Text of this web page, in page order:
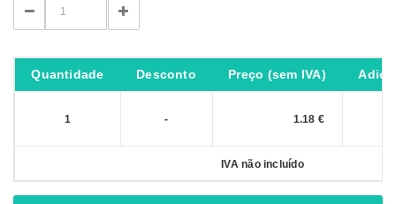
DECREASE
QUANTITY:
INCREASE
QUANTITY:
Quantidade Desconto Preço (sem IVA)
1 - 1.18 €
IVA não incluído